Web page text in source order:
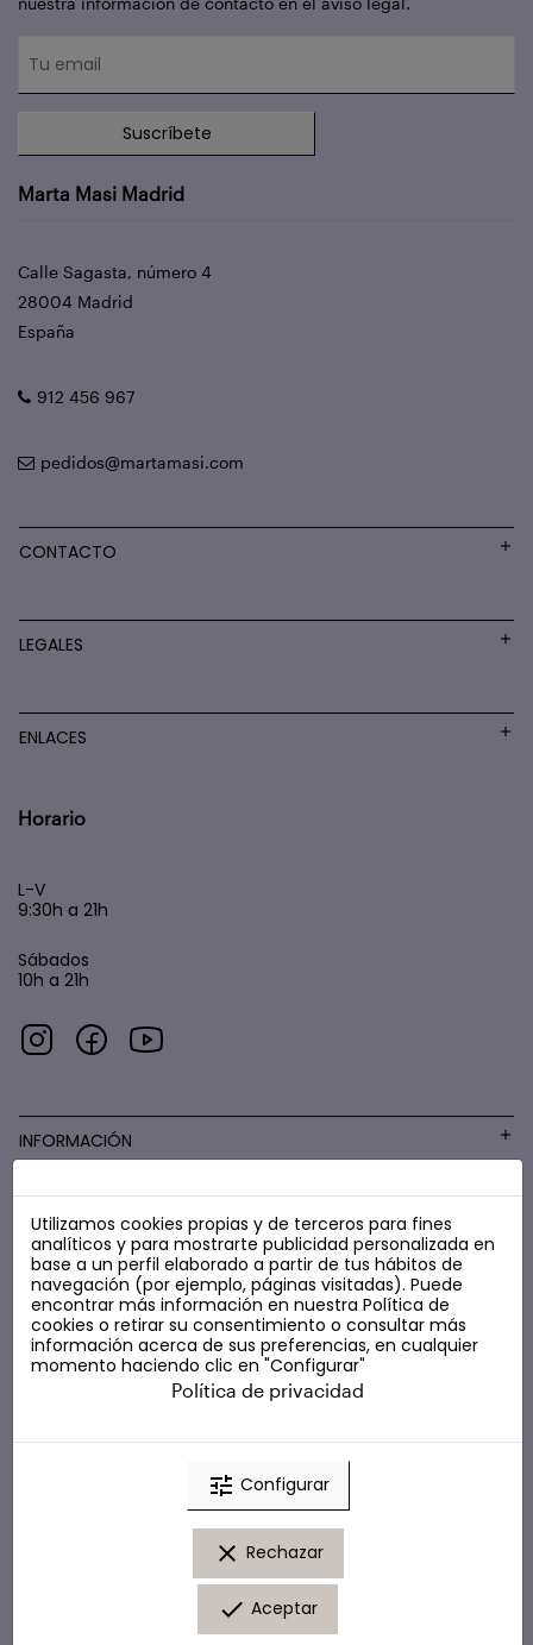
Suscríbete
Marta Masi Madrid
Calle Sagasta, número 4
28004 Madrid
España
912 456 967
pedidos@martamasi.com
CONTACTO
LEGALES
ENLACES
Horario
L-V
9:30h a 21h
Sábados
10h a 21h
INFORMACIÓN
COSMÉTICA LOW COST
© Marta Masi. Todos los derechos reservados.
Utilizamos cookies propias y de terceros para fines
analíticos y para mostrarte publicidad personalizada en
base a un perfil elaborado a partir de tus hábitos de
navegación (por ejemplo, páginas visitadas). Puede
encontrar más información en nuestra Política de
cookies o retirar su consentimiento o consultar más
información acerca de sus preferencias, en cualquier
momento haciendo clic en "Configurar"
Política de privacidad
tune Configurar
clear Rechazar
done Aceptar